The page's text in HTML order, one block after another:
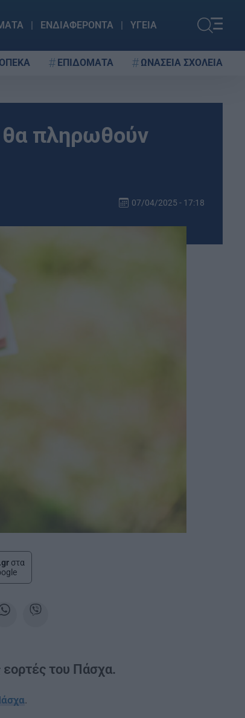
ΕΝΔΙΑΦΕΡΟΝΤΑ ΥΓΕΙΑ
ΟΠΕΚΑ ΕΠΙΔΟΜΑΤΑ ΩΝΑΣΕΙΑ ΣΧΟΛΕΙΑ
θα πληρωθούν
07/04/2025 - 17:18
στα
εορτές του Πάσχα.
.